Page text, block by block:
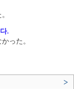
.
った。
>